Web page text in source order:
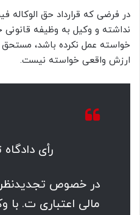
در فرضی که قرارداد حق الوکاله
نداشته و وکیل به وظیفه
خواسته عمل نکرده باشد،
ارزش واقعی خواسته نیست.
رأی
در خصوص